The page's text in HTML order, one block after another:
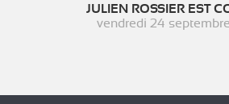
JULIEN ROSSIER EST
vendredi 24